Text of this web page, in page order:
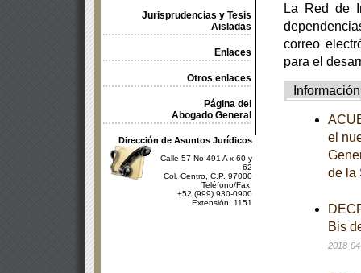
Jurisprudencias y Tesis
Aisladas
Enlaces
Otros enlaces
Página del
Abogado General
Dirección de Asuntos Jurídicos
Calle 57 No 491 A x 60 y
62
Col. Centro, C.P. 97000
Teléfono/Fax:
+52 (999) 930-0900
Extensión: 1151
La Red de
correo
para el
Información
el
de la
Bis
2018-